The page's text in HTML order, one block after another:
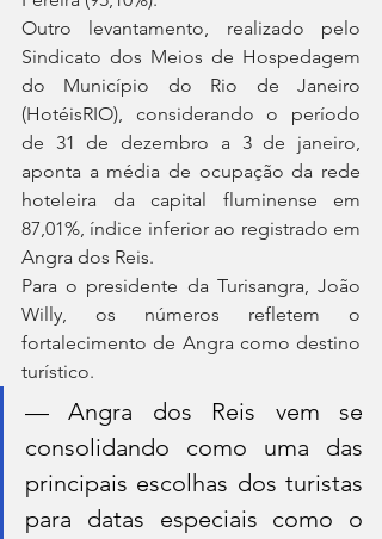
Outro levantamento, realizado pelo
Sindicato dos Meios de Hospedagem
do Município do Rio de Janeiro
(HotéisRIO), considerando o período
de 31 de dezembro a 3 de janeiro,
aponta a média de ocupação da rede
hoteleira da capital fluminense em
87,01%, índice inferior ao registrado em
Angra dos Reis.
Para o presidente da Turisangra, João
Willy, os números refletem o
fortalecimento de Angra como destino
turístico.
— Angra dos Reis vem se
consolidando como uma das
principais escolhas dos turistas
para datas especiais como o